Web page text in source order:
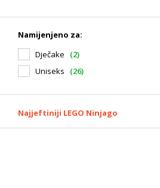
Namijenjeno za:
Dječake
(2)
Uniseks
(26)
Najjeftiniji LEGO Ninjago